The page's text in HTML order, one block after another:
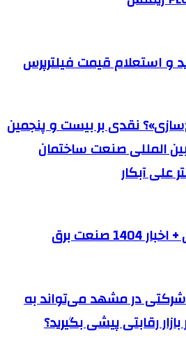
و استعلام قیمت فیلترپرس
نقدی بر بیست و پنجمین
المللی صنعت ساختمان
علی آبکار
صنعت برق
در مشهد می‌تواند به
رقابتی پیشی بگیرید؟